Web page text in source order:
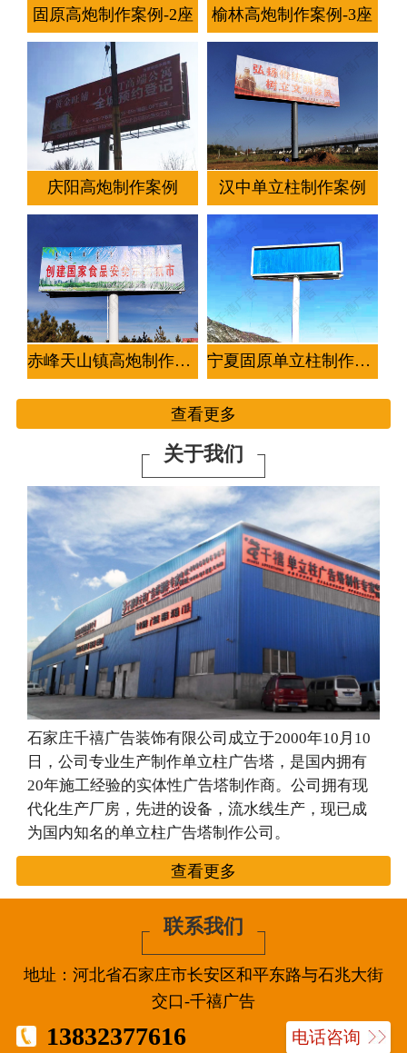
固原高炮制作案例-2座 榆林高炮制作案例-3座
庆阳高炮制作案例 汉中单立柱制作案例
赤峰天山镇高炮制作案例 宁夏固原单立柱制作案例-2座
查看更多
关于我们
石家庄千禧广告装饰有限公司成立于2000年10月10
日，公司专业生产制作单立柱广告塔，是国内拥有
20年施工经验的实体性广告塔制作商。公司拥有现
代化生产厂房，先进的设备，流水线生产，现已成
为国内知名的单立柱广告塔制作公司。
查看更多
联系我们
地址：河北省石家庄市长安区和平东路与石兆大街
交口-千禧广告
13832377616 电话咨询